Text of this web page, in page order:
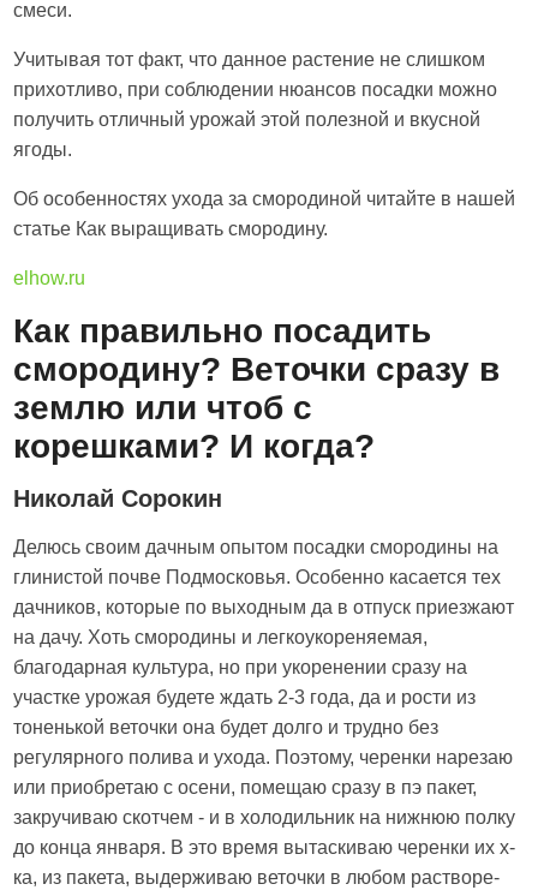
смеси.
Учитывая тот факт, что данное растение не слишком
прихотливо, при соблюдении нюансов посадки можно
получить отличный урожай этой полезной и вкусной
ягоды.
Об особенностях ухода за смородиной читайте в нашей
статье Как выращивать смородину.
elhow.ru
Как правильно посадить
смородину? Веточки сразу в
землю или чтоб с
корешками? И когда?
Николай Сорокин
Делюсь своим дачным опытом посадки смородины на
глинистой почве Подмосковья. Особенно касается тех
дачников, которые по выходным да в отпуск приезжают
на дачу. Хоть смородины и легкоукореняемая,
благодарная культура, но при укоренении сразу на
участке урожая будете ждать 2-3 года, да и рости из
тоненькой веточки она будет долго и трудно без
регулярного полива и ухода. Поэтому, черенки нарезаю
или приобретаю с осени, помещаю сразу в пэ пакет,
закручиваю скотчем - и в холодильник на нижнюю полку
до конца января. В это время вытаскиваю черенки их х-
ка, из пакета, выдерживаю веточки в любом растворе-